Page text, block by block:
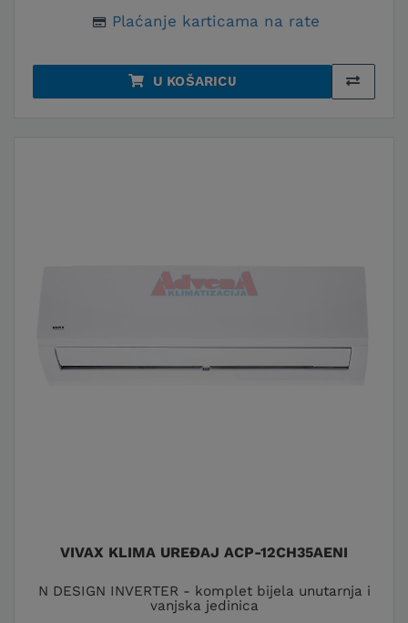
Plaćanje karticama na rate
U KOŠARICU
VIVAX KLIMA UREĐAJ ACP-12CH35AENI
N DESIGN INVERTER - komplet bijela unutarnja i
vanjska jedinica